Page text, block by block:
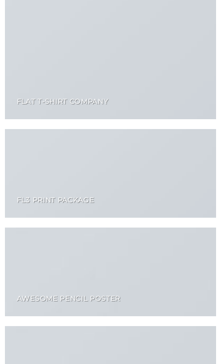
FLAT T-SHIRT COMPANY
FL3 PRINT PACKAGE
AWESOME PENCIL POSTER